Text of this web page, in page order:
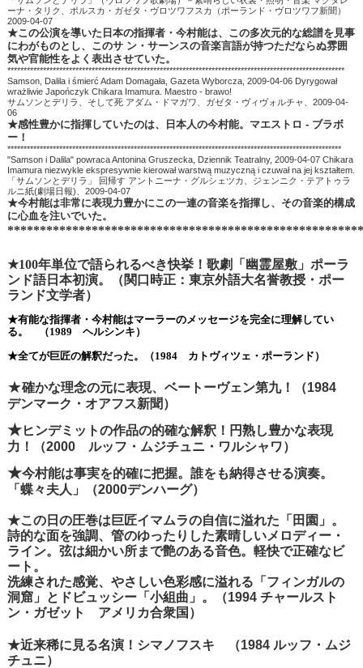
ーナ・タリク、ポルスカ・ガゼタ・ヴロツワフスカ（ポーランド・ヴロツワフ新聞）
2009-04-07
★この公演を導いた日本の指揮者・今村能は、この多次元的な総譜を見事
にわがものとし、このサ ン・サーンスの音楽言語が持つただならぬ雰囲
気や官能性をよく表出させていた。
********************************************************************************************************
Samson, Dalila i śmierć Adam Domagała, Gazeta Wyborcza, 2009-04-06 Dyrygował
wrażliwie Japończyk Chikara Imamura. Maestro - brawo!
サムソンとデリラ、そして死 アダム・ドマガワ、ガゼタ・ヴィヴォルチャ、2009-04-
06
★感性豊かに指揮していたのは、日本人の今村能。マエストロ - ブラボ
ー！
*******************************************************************************************************
"Samson i Dalila" powraca Antonina Gruszecka, Dziennik Teatralny, 2009-04-07 Chikara
Imamura niezwykle ekspresywnie kierował warstwą muzyczną i czuwał na jej kształtem.
「サムソンとデリラ」 回帰す アントニーナ・グルシェツカ、ジェンニク・テアトゥラ
ルニ紙(劇場日報)、2009-04-07
★今村能は非常に表現力豊かにこの一連の音楽を指揮し、その音楽的構成
に心血を注いでいた。
★100年単位で語られるべき快挙！歌劇「幽霊屋敷」ポーラ
ンド語日本初演。
（関口時正：東京外語大名誉教授・ポー
ランド文学者）
★有能な指揮者・今村能はマーラーのメッセージを完全に理解してい
る。 （1989 ヘルシンキ）
★全てが巨匠の解釈だった。（1984 カトヴィツェ・ポーランド）
★確かな理念の元に表現、ベートーヴェン第九！（1984
デンマーク・オアフス新聞）
★ヒンデミットの作品の的確な解釈！円熟し豊かな表現
力！（2000 ルッフ・ムジチュニ・ワルシャワ）
★今村能は事実を的確に把握。誰をも納得させる演奏。
「蝶々夫人」（2000デンハーグ）
★この日の圧巻は巨匠イマムラの自信に溢れた「田園」。
詩的な面を強調、管のゆったりした素晴しいメロディー・
ライン。弦は細かい所まで艶のある音色。軽快で正確なビ
ート。
洗練された感覚、やさしい色彩感に溢れる「フィンガルの
洞窟」とドビュッシー「小組曲」。（1994 チャールスト
ン・ガゼット アメリカ合衆国）
★近来稀に見る名演！シマノフスキ （1984 ルッフ・ムジ
チュニ）